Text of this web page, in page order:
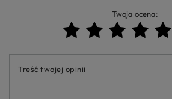
Twoja ocena:
Treść twojej opinii